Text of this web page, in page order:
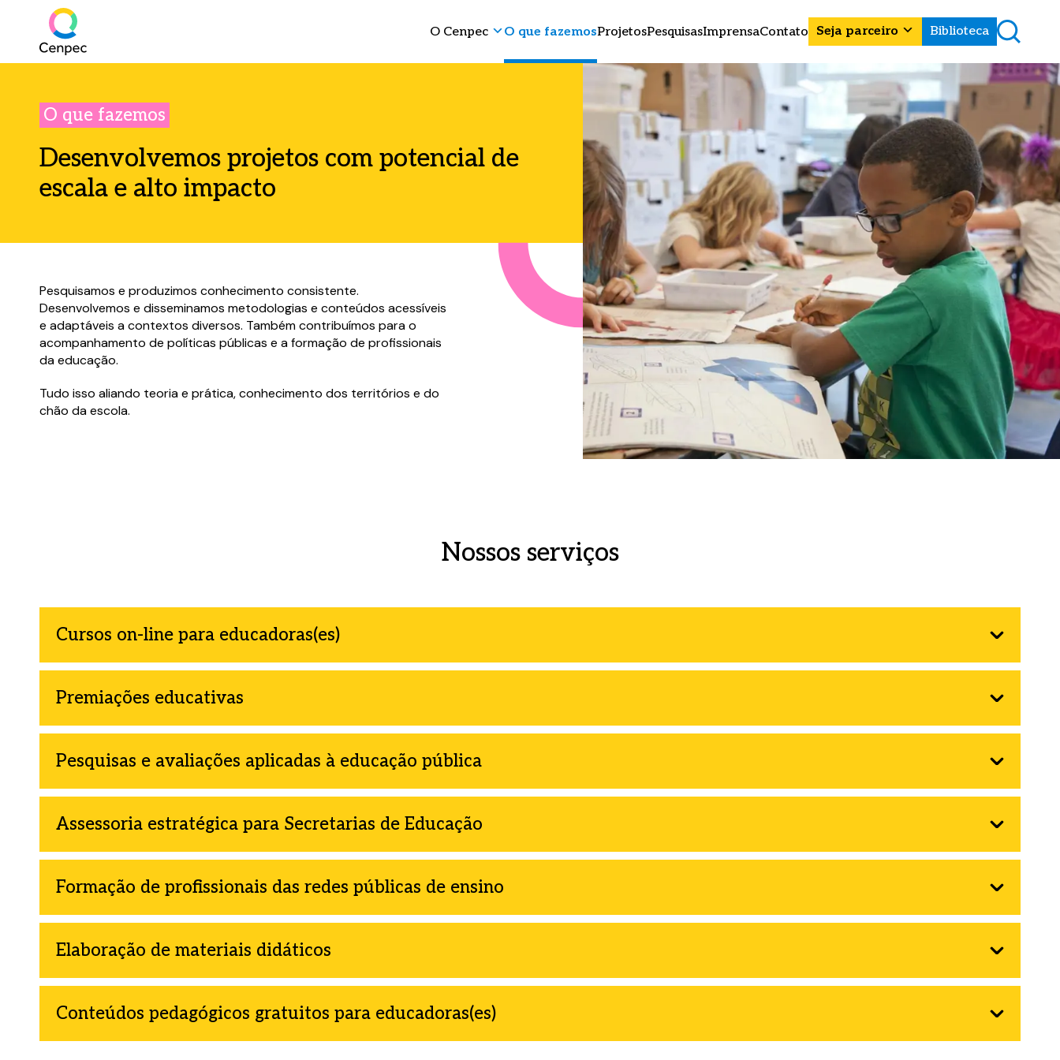
O Cenpec O que fazemosProjetosPesquisasImprensaContato Seja parceiro Biblioteca
O que fazemos
Desenvolvemos projetos com potencial de
escala e alto impacto
Pesquisamos e produzimos conhecimento consistente.
Desenvolvemos e disseminamos metodologias e conteúdos acessíveis
e adaptáveis a contextos diversos. Também contribuímos para o
acompanhamento de políticas públicas e a formação de profissionais
da educação.
Tudo isso aliando teoria e prática, conhecimento dos territórios e do
chão da escola.
Nossos serviços
Cursos on-line para educadoras(es)
Premiações educativas
Pesquisas e avaliações aplicadas à educação pública
Assessoria estratégica para Secretarias de Educação
Formação de profissionais das redes públicas de ensino
Elaboração de materiais didáticos
Conteúdos pedagógicos gratuitos para educadoras(es)